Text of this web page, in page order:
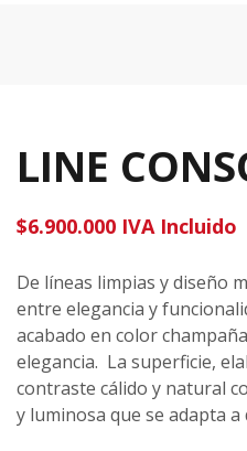
LINE
$6.900.000IVA Incluido
De líneas limpias y diseño
entre elegancia y
acabado en color
elegancia. La superficie,
contraste cálido y natural
y luminosa que se adapta